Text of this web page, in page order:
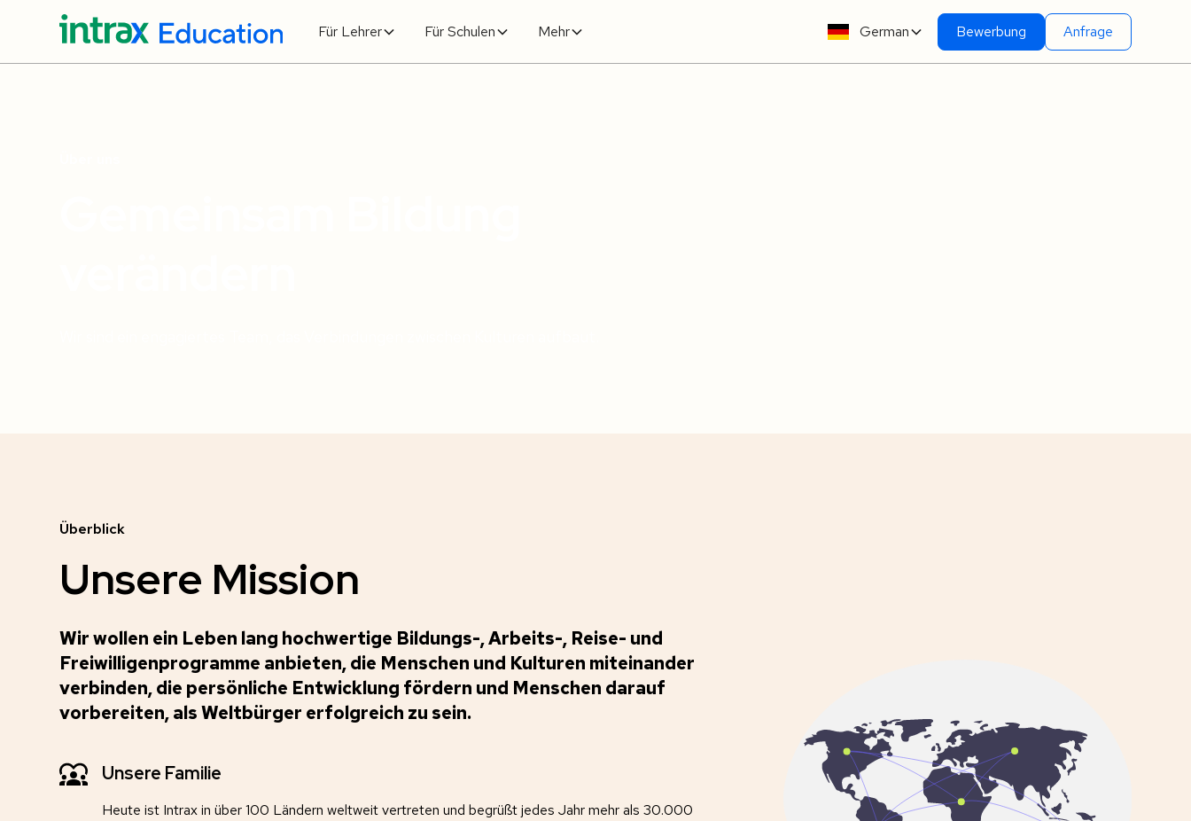
Für Lehrer Für Schulen Mehr German Bewerbung Anfrage
Überblick
Unsere Mission
Wir wollen ein Leben lang hochwertige Bildungs-, Arbeits-, Reise- und
Freiwilligenprogramme anbieten, die Menschen und Kulturen miteinander
verbinden, die persönliche Entwicklung fördern und Menschen darauf
vorbereiten, als Weltbürger erfolgreich zu sein.
Unsere Familie
Heute ist Intrax in über 100 Ländern weltweit vertreten und begrüßt jedes Jahr mehr als 30.000